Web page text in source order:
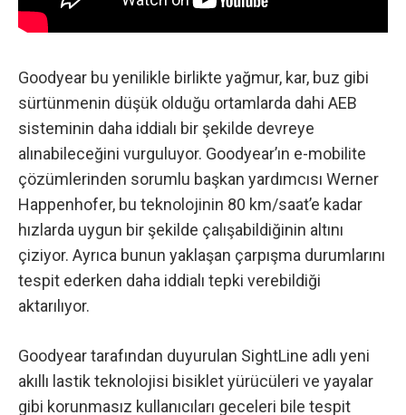
Goodyear bu yenilikle birlikte yağmur, kar, buz gibi
sürtünmenin düşük olduğu ortamlarda dahi AEB
sisteminin daha iddialı bir şekilde devreye
alınabileceğini vurguluyor. Goodyear’ın e-mobilite
çözümlerinden sorumlu başkan yardımcısı Werner
Happenhofer, bu teknolojinin 80 km/saat’e kadar
hızlarda uygun bir şekilde çalışabildiğinin altını
çiziyor. Ayrıca bunun yaklaşan çarpışma durumlarını
tespit ederken daha iddialı tepki verebildiği
aktarılıyor.
Goodyear tarafından duyurulan SightLine adlı yeni
akıllı lastik teknolojisi bisiklet yürücüleri ve yayalar
gibi korunmasız kullanıcıları geceleri bile tespit